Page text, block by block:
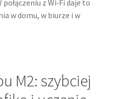
z Wi‑Fi daje to
w domu, w biurze i w
M2: szybciej